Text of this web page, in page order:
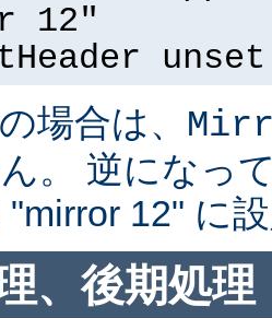
12"
場合は、
。 逆になっ
12" に
、後期処理